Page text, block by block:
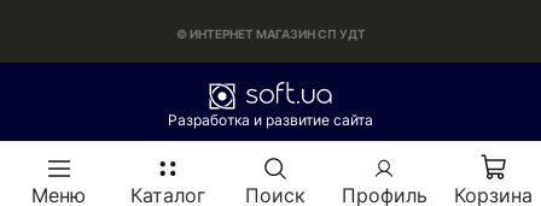
Меню Каталог Поиск Профиль Корзина
© ИНТЕРНЕТ МАГАЗИН СП УДТ
Разработка и развитие сайта